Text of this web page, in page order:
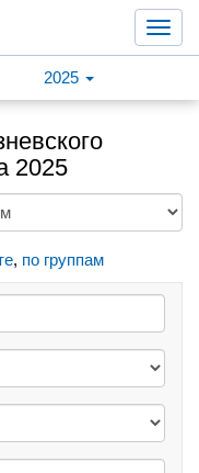
2025
2025
, по группам